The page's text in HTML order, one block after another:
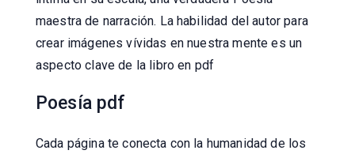
maestra de narración. La habilidad del autor para
crear imágenes vívidas en nuestra mente es un
aspecto clave de la libro en pdf
Poesía pdf
Cada página te conecta con la humanidad de los